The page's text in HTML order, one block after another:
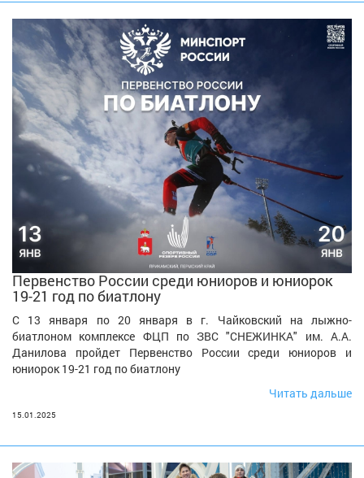
Первенство России среди юниоров и юниорок
19-21 год по биатлону
С 13 января по 20 января в г. Чайковский на лыжно-
биатлоном комплексе ФЦП по ЗВС "СНЕЖИНКА" им. А.А.
Данилова пройдет Первенство России среди юниоров и
юниорок 19-21 год по биатлону
Читать дальше
15.01.2025